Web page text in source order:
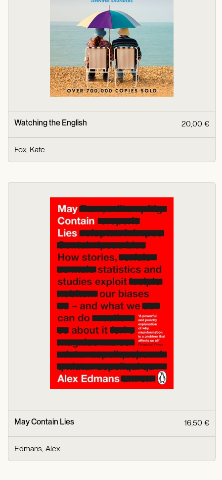
Watching the English 20,00 €
Fox, Kate
May Contain Lies 16,50 €
Edmans, Alex